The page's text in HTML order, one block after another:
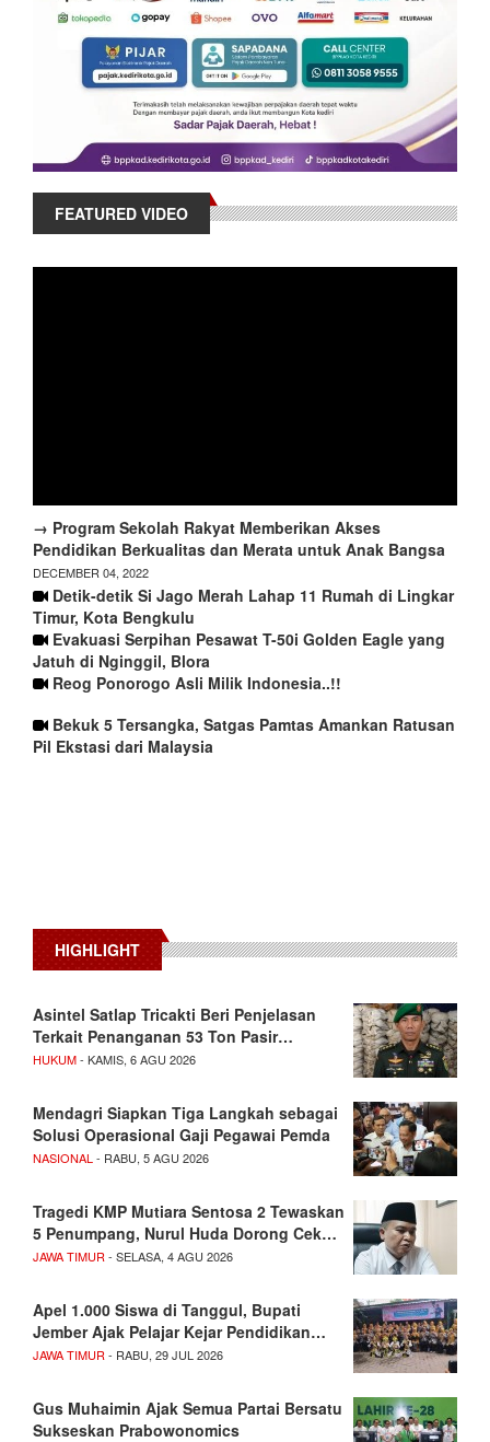
FEATURED VIDEO
→ Program Sekolah Rakyat Memberikan Akses
Pendidikan Berkualitas dan Merata untuk Anak Bangsa
DECEMBER 04, 2022
Detik-detik Si Jago Merah Lahap 11 Rumah di Lingkar
Timur, Kota Bengkulu
Evakuasi Serpihan Pesawat T-50i Golden Eagle yang
Jatuh di Nginggil, Blora
Reog Ponorogo Asli Milik Indonesia..!!
Bekuk 5 Tersangka, Satgas Pamtas Amankan Ratusan
Pil Ekstasi dari Malaysia
HIGHLIGHT
Asintel Satlap Tricakti Beri Penjelasan
Terkait Penanganan 53 Ton Pasir…
HUKUM- KAMIS, 6 AGU 2026
Mendagri Siapkan Tiga Langkah sebagai
Solusi Operasional Gaji Pegawai Pemda
NASIONAL - RABU, 5 AGU 2026
Tragedi KMP Mutiara Sentosa 2 Tewaskan
5 Penumpang, Nurul Huda Dorong Cek…
JAWA TIMUR - SELASA, 4 AGU 2026
Apel 1.000 Siswa di Tanggul, Bupati
Jember Ajak Pelajar Kejar Pendidikan…
JAWA TIMUR - RABU, 29 JUL 2026
Gus Muhaimin Ajak Semua Partai Bersatu
Sukseskan Prabowonomics